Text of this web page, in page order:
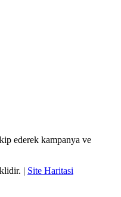
ederek kampanya ve
| Site Haritasi